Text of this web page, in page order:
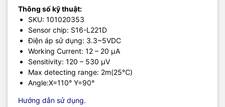
Thông số kỹ thuật:
SKU: 101020353
Sensor chip: S16-L221D
Điện áp sử dụng: 3.3~5VDC
Working Current: 12 – 20 μA
Sensitivity: 120 – 530 μV
Max detecting range: 2m(25℃)
Angle:X=110° Y=90°
Hướng dẫn sử dụng.